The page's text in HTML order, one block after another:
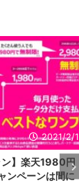
2020/12/8
）乗り換え時の
！格安SIMとの